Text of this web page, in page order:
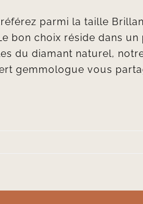
parmi la taille
bon choix réside dans
du diamant naturel,
gemmologue vous